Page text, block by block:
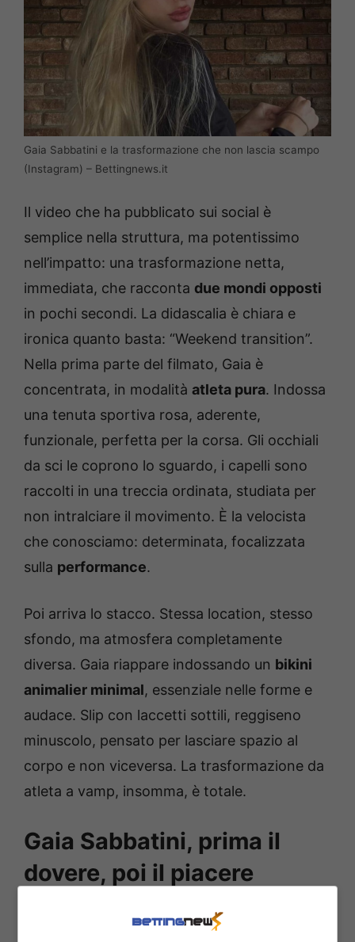
Gaia Sabbatini e la trasformazione che non lascia scampo
(Instagram) – Bettingnews.it
Il video che ha pubblicato sui social è
semplice nella struttura, ma potentissimo
nell’impatto: una trasformazione netta,
immediata, che racconta due mondi opposti
in pochi secondi. La didascalia è chiara e
ironica quanto basta: “Weekend transition”.
Nella prima parte del filmato, Gaia è
concentrata, in modalità atleta pura. Indossa
una tenuta sportiva rosa, aderente,
funzionale, perfetta per la corsa. Gli occhiali
da sci le coprono lo sguardo, i capelli sono
raccolti in una treccia ordinata, studiata per
non intralciare il movimento. È la velocista
che conosciamo: determinata, focalizzata
sulla performance.
Poi arriva lo stacco. Stessa location, stesso
sfondo, ma atmosfera completamente
diversa. Gaia riappare indossando un bikini
animalier minimal, essenziale nelle forme e
audace. Slip con laccetti sottili, reggiseno
minuscolo, pensato per lasciare spazio al
corpo e non viceversa. La trasformazione da
atleta a vamp, insomma, è totale.
Gaia Sabbatini, prima il
dovere, poi il piacere
Gaia sorride, guarda l’obiettivo,